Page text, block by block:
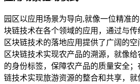
园区以应用场景为导向,就像一位精准
块链技术在各个领域的应用，通过与
区块链技术的落地应用提供了广阔的
区块链技术实现农产品的溯源，就像
的身份标签，保障农产品的质量安全
链技术实现旅游资源的整合和共享，